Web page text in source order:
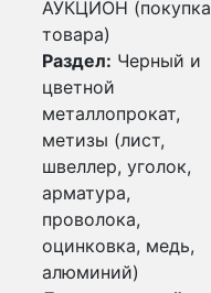
АУКЦИОН (покупка
товара)
Раздел: Черный и
цветной
металлопрокат,
метизы (лист,
швеллер, уголок,
арматура,
проволока,
оцинковка, медь,
алюминий)